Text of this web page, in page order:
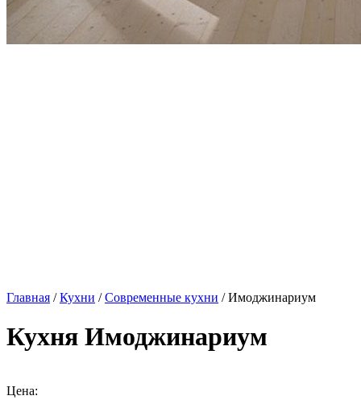
Главная /Кухни /Современные кухни / Имоджинариум
Кухня Имоджинариум
Цена: